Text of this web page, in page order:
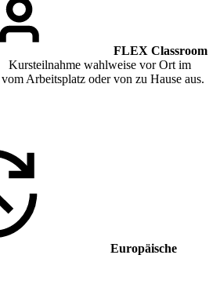
FLEX Classroom
Kursteilnahme wahlweise vor Ort im
Arbeitsplatz oder von zu Hause aus.
Europäische